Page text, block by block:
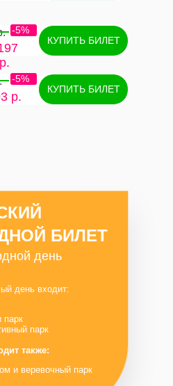
БИЛЕТ
день
КУПИТЬ БИЛЕТ
р.
-5%
КУПИТЬ БИЛЕТ
р.
-5%
день входит:
парк
парк
также:
и веревочный парк